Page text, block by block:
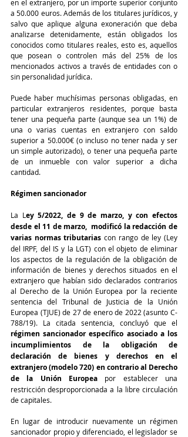
en el extranjero, por un importe superior conjunto
a 50.000 euros. Además de los titulares jurídicos, y
salvo que aplique alguna exoneración que deba
analizarse detenidamente, están obligados los
conocidos como titulares reales, esto es, aquellos
que posean o controlen más del 25% de los
mencionados activos a través de entidades con o
sin personalidad jurídica.
Puede haber muchísimas personas obligadas, en
particular extranjeros residentes, porque basta
tener una pequeña parte (aunque sea un 1%) de
una o varias cuentas en extranjero con saldo
superior a 50.000€ (o incluso no tener nada y ser
un simple autorizado), o tener una pequeña parte
de un inmueble con valor superior a dicha
cantidad.
Régimen sancionador
La Ley 5/2022, de 9 de marzo, y con efectos
desde el 11 de marzo,  modificó la redacción de
varias normas tributarias con rango de ley (Ley
del IRPF, del IS y la LGT) con el objeto de eliminar
los aspectos de la regulación de la obligación de
información de bienes y derechos situados en el
extranjero que habían sido declarados contrarios
al Derecho de la Unión Europea por la reciente
sentencia del Tribunal de Justicia de la Unión
Europea (TJUE) de 27 de enero de 2022 (asunto C-
régimen sancionador específico asociado a los
incumplimientos de la obligación de
declaración de bienes y derechos en el
extranjero (modelo 720) en contrario al Derecho
de la Unión Europea por establecer una
restricción desproporcionada a la libre circulación
de capitales.
En lugar de introducir nuevamente un régimen
sancionador propio y diferenciado, el legislador se